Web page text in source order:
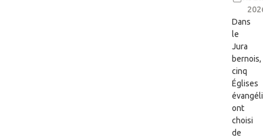
Dans
le
Jura
bernois,
cinq
Églises
ont
choisi
de